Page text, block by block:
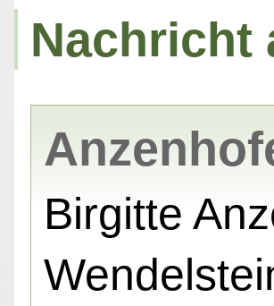
Nachricht
Birgitte